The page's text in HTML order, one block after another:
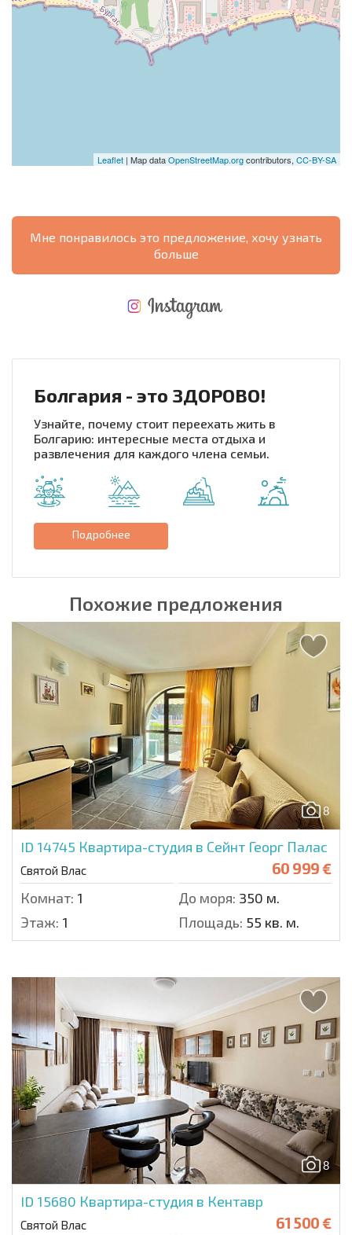
Leaflet | Map dataOpenStreetMap.orgcontributors, CC-BY-SA
Мне понравилось это предложение, хочу узнать
больше
Болгария - это ЗДОРОВО!
Узнайте, почему стоит переехать жить в
Болгарию: интересные места отдыха и
развлечения для каждого члена семьи.
Подробнее
Похожие предложения
8
ID 14745 Квартира-студия в Сейнт Георг Палас
Святой Влас 60 999 €
Комнат: 1 До моря: 350 м.
Этаж: 1 Площадь: 55 кв. м.
8
ID 15680 Квартира-студия в Кентавр
Святой Влас 61 500 €